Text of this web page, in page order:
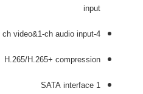
input
4-ch video&1-ch audio input
H.265/H.265+ compression
1 SATA interface